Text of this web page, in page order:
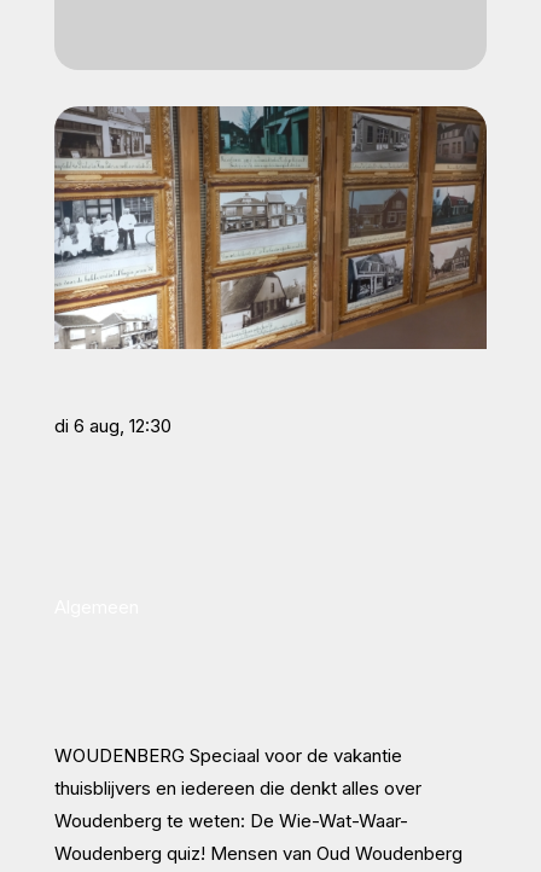
di 6 aug, 12:30
WOUDENBERG Speciaal voor de vakantie
thuisblijvers en iedereen die denkt alles over
Woudenberg te weten: De Wie-Wat-Waar-
Woudenberg quiz! Mensen van Oud Woudenberg